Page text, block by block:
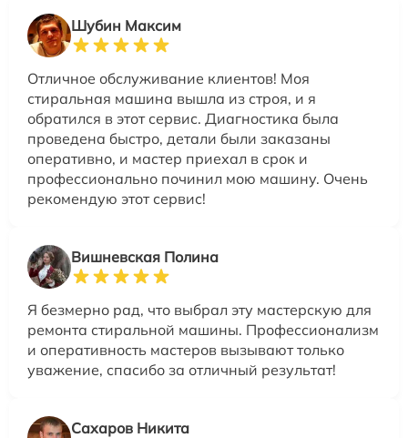
Шубин Максим
Отличное обслуживание клиентов! Моя
стиральная машина вышла из строя, и я
обратился в этот сервис. Диагностика была
проведена быстро, детали были заказаны
оперативно, и мастер приехал в срок и
профессионально починил мою машину. Очень
рекомендую этот сервис!
Вишневская Полина
Я безмерно рад, что выбрал эту мастерскую для
ремонта стиральной машины. Профессионализм
и оперативность мастеров вызывают только
уважение, спасибо за отличный результат!
Сахаров Никита